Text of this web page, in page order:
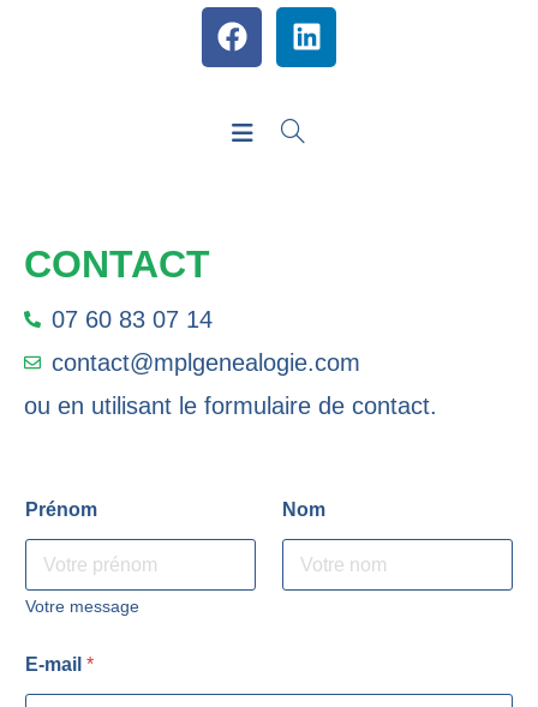
CONTACT
07 60 83 07 14
contact@mplgenealogie.com
ou en utilisant le formulaire de contact.
Prénom
Votre message
Nom
E-mail *